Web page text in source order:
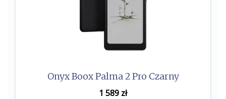
Onyx Boox Palma 2 Pro Czarny
1 589 zł